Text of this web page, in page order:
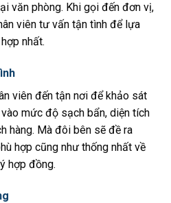
văn phòng. Khi gọi đến đơn vị,
viên tư vấn tận tình để lựa
nhất.
viên đến tận nơi để khảo sát
mức độ sạch bẩn, diện tích
hàng. Mà đôi bên sẽ đề ra
hợp cũng như thống nhất về
hợp đồng.